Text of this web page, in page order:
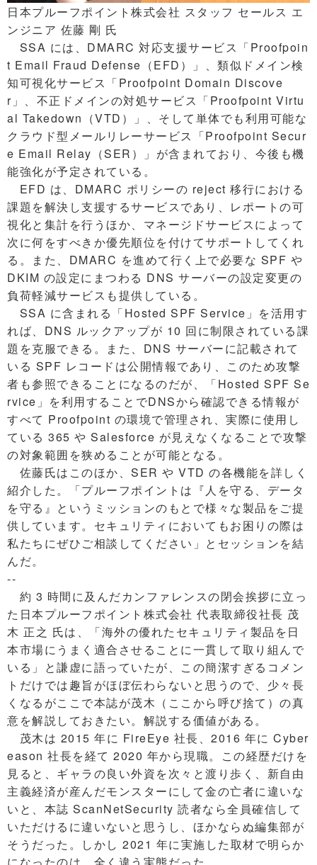
日本プルーフポイント株式会社 スタッフ セールス エ
ンジニア 佐藤 剛 氏
SSA には、DMARC 対応支援サービス「Proofpoin
t Email Fraud Defense（EFD）」、類似ドメイン検
知可視化サービス「Proofpoint Domain Discove
r」、不正ドメインの対処サービス「Proofpoint Virtu
al Takedown（VTD）」、そして単体でも利用可能な
クラウド型メールリレーサービス「Proofpoint Secur
e Email Relay（SER）」が含まれており、今後も機
能強化が予定されている。
EFD は、DMARC ポリシーの reject 移行における
課題を解決し支援するサービスであり、レポートの可
視化と集計を行うほか、マネージドサービスによって
次に何をすべきか優先順位を付けてサポートしてくれ
る。また、DMARC を進めて行く上で必要な SPF や
DKIM の設定にまつわる DNS サーバーの設定変更の
負荷軽減サービスも提供している。
SSA に含まれる「Hosted SPF Service」を活用す
れば、DNS ルックアップが 10 回に制限されている課
題を克服できる。また、DNS サーバーに記載されて
いる SPF レコードは公開情報であり、このため攻撃
者も参照できることになるのだが、「Hosted SPF Se
rvice」を利用することでDNSから確認できる情報が
すべて Proofpoint の環境で管理され、実際に使用し
ている 365 や Salesforce が見えなくなることで攻撃
の対象範囲を狭めることが可能となる。
佐藤氏はこのほか、SER や VTD の各機能を詳しく
紹介した。「プルーフポイントは『人を守る、データ
を守る』というミッションのもとで様々な製品をご提
供しています。セキュリティにおいてもお困りの際は
私たちにぜひご相談してください」とセッションを結
んだ。
--
約 3 時間に及んだカンファレンスの閉会挨拶に立っ
た日本プルーフポイント株式会社 代表取締役社長 茂
木 正之 氏は、「海外の優れたセキュリティ製品を日
本市場にうまく適合させることに一貫して取り組んで
いる」と謙虚に語っていたが、この簡潔すぎるコメン
トだけでは趣旨がほぼ伝わらないと思うので、少々長
くなるがここで本誌が茂木（ここから呼び捨て）の真
意を解説しておきたい。解説する価値がある。
茂木は 2015 年に FireEye 社長、2016 年に Cyber
eason 社長を経て 2020 年から現職。この経歴だけを
見ると、ギャラの良い外資を次々と渡り歩く、新自由
主義経済が産んだモンスターにして金の亡者に違いな
いと、本誌 ScanNetSecurity 読者なら全員確信して
いただけるに違いないと思うし、ほかならぬ編集部が
そうだった。しかし 2021 年に実施した取材で明らか